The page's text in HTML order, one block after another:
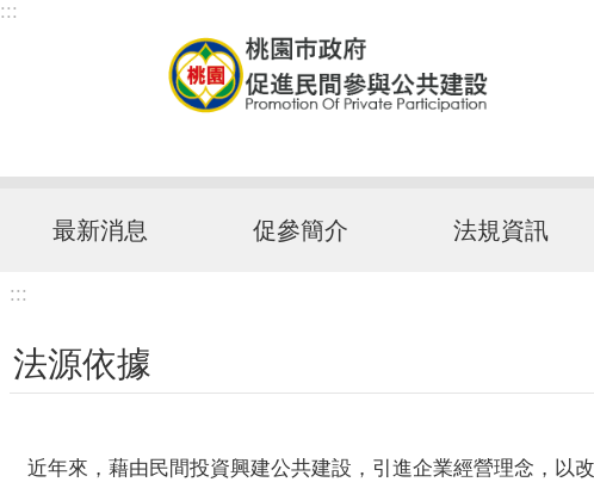
跳到主要內容區塊
:::
最新消息 促參簡介 法規資訊
:::
法源依據
近年來，藉由民間投資興建公共建設，引進企業經營理念，以